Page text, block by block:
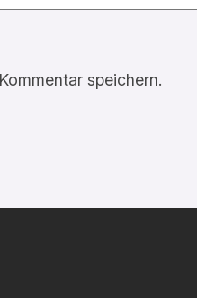
speichern.